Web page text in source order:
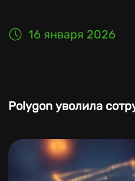
16 января 2026
Polygon уволила